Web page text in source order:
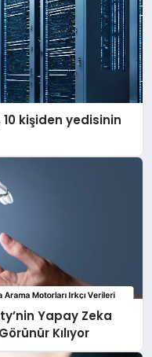
kişiden yedisinin
Yapay Zeka
Kılıyor